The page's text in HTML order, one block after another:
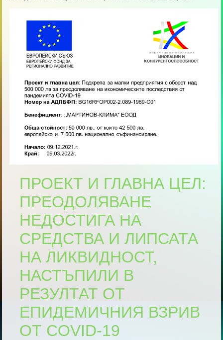
ПРОЕКТ И ГЛАВНА ЦЕЛ:
ПРЕОДОЛЯВАНЕ
НЕДОСТИГА НА
СРЕДСТВА И ЛИПСАТА
НА ЛИКВИДНОСТ,
НАСТЪПИЛИ В
РЕЗУЛТАТ ОТ
ЕПИДЕМИЧНИЯ ВЗРИВ
ОТ COVID-19